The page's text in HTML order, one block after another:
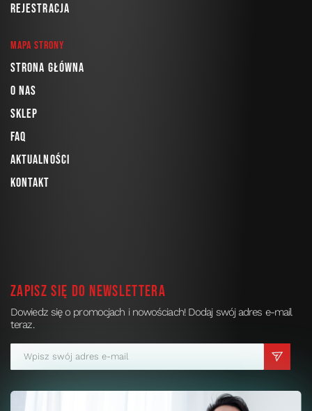
Rejestracja
Mapa strony
Strona główna
O nas
Sklep
FAQ
Aktualności
Kontakt
Zapisz się do newslettera
Dowiedz się o promocjach i nowościach! Dodaj swój adres e-mail
teraz.